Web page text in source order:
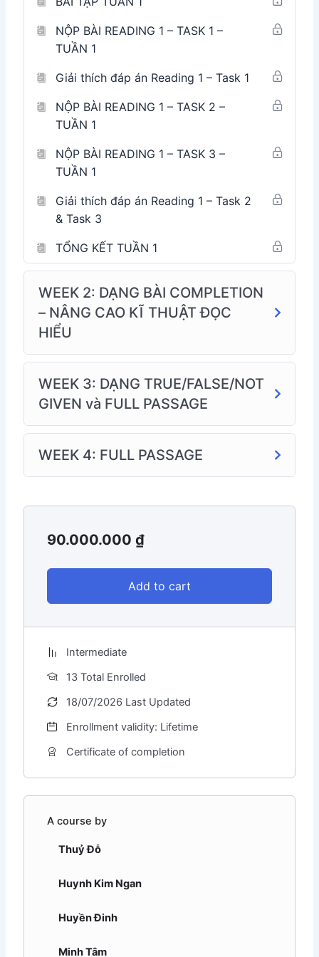
Bước 3: Học các kiến thức về
phân tích cụm từ, phân
tintrong IELTS Reading để giúp nâng cao kỹ năng đọc
hiểu trong IELTS.
Bước 4: Học kỹ 2 bài Completion và True/False/Not
given trong IELTS READING
bước 3)
Xem kỹ các video bài giảng của cô Thủy
Làm lại bài lần 3
NỘP BÀI READING 1 – TASK 1 –
TUẦN 1
Giải thích đáp án Reading 1 – Task 1
NỘP BÀI READING 1 – TASK 2 –
TUẦN 1
NỘP BÀI READING 1 – TASK 3 –
TUẦN 1
Giải thích đáp án Reading 1 – Task 2
& Task 3
TỔNG KẾT TUẦN 1
WEEK 2: DẠNG BÀI COMPLETION
– NÂNG CAO KĨ THUẬT ĐỌC
HIỂU
WEEK 3: DẠNG TRUE/FALSE/NOT
GIVEN và FULL PASSAGE
WEEK 4: FULL PASSAGE
90.000.000₫
Add to cart
Intermediate
13 Total Enrolled
18/07/2026 Last Updated
Enrollment validity: Lifetime
Certificate of completion
A course by
Thuỷ Đỗ
Huynh Kim Ngan
Huyền Đinh
Minh Tâm